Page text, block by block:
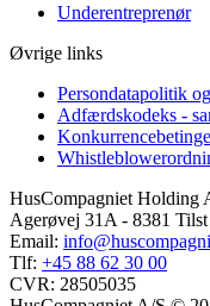
Underentreprenør
Øvrige links
Persondatapolitik
Adfærdskodeks -
HusCompagniet Holding
Agerøvej 31A - 8381 Tilst
Email:
Tlf: +45 88 62 30 00
CVR: 28505035